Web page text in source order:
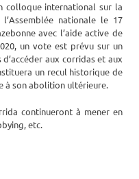
colloque international sur la
nationale le 17
avec l’aide active de
un vote est prévu sur un
aux corridas et aux
un recul historique de
à son abolition ultérieure.
continueront à mener en
etc.